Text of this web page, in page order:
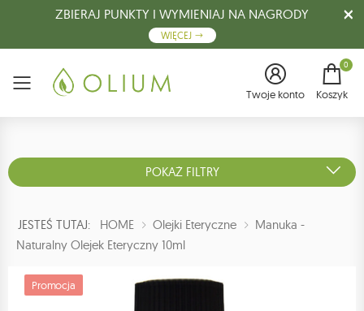
ZBIERAJ PUNKTY I WYMIENIAJ NA NAGRODY
WIĘCEJ
Menu Twoje konto
0
Koszyk
POKAŻ FILTRY
JESTEŚ TUTAJ: HOME Olejki Eteryczne
Manuka -
Naturalny Olejek Eteryczny 10ml
Promocja